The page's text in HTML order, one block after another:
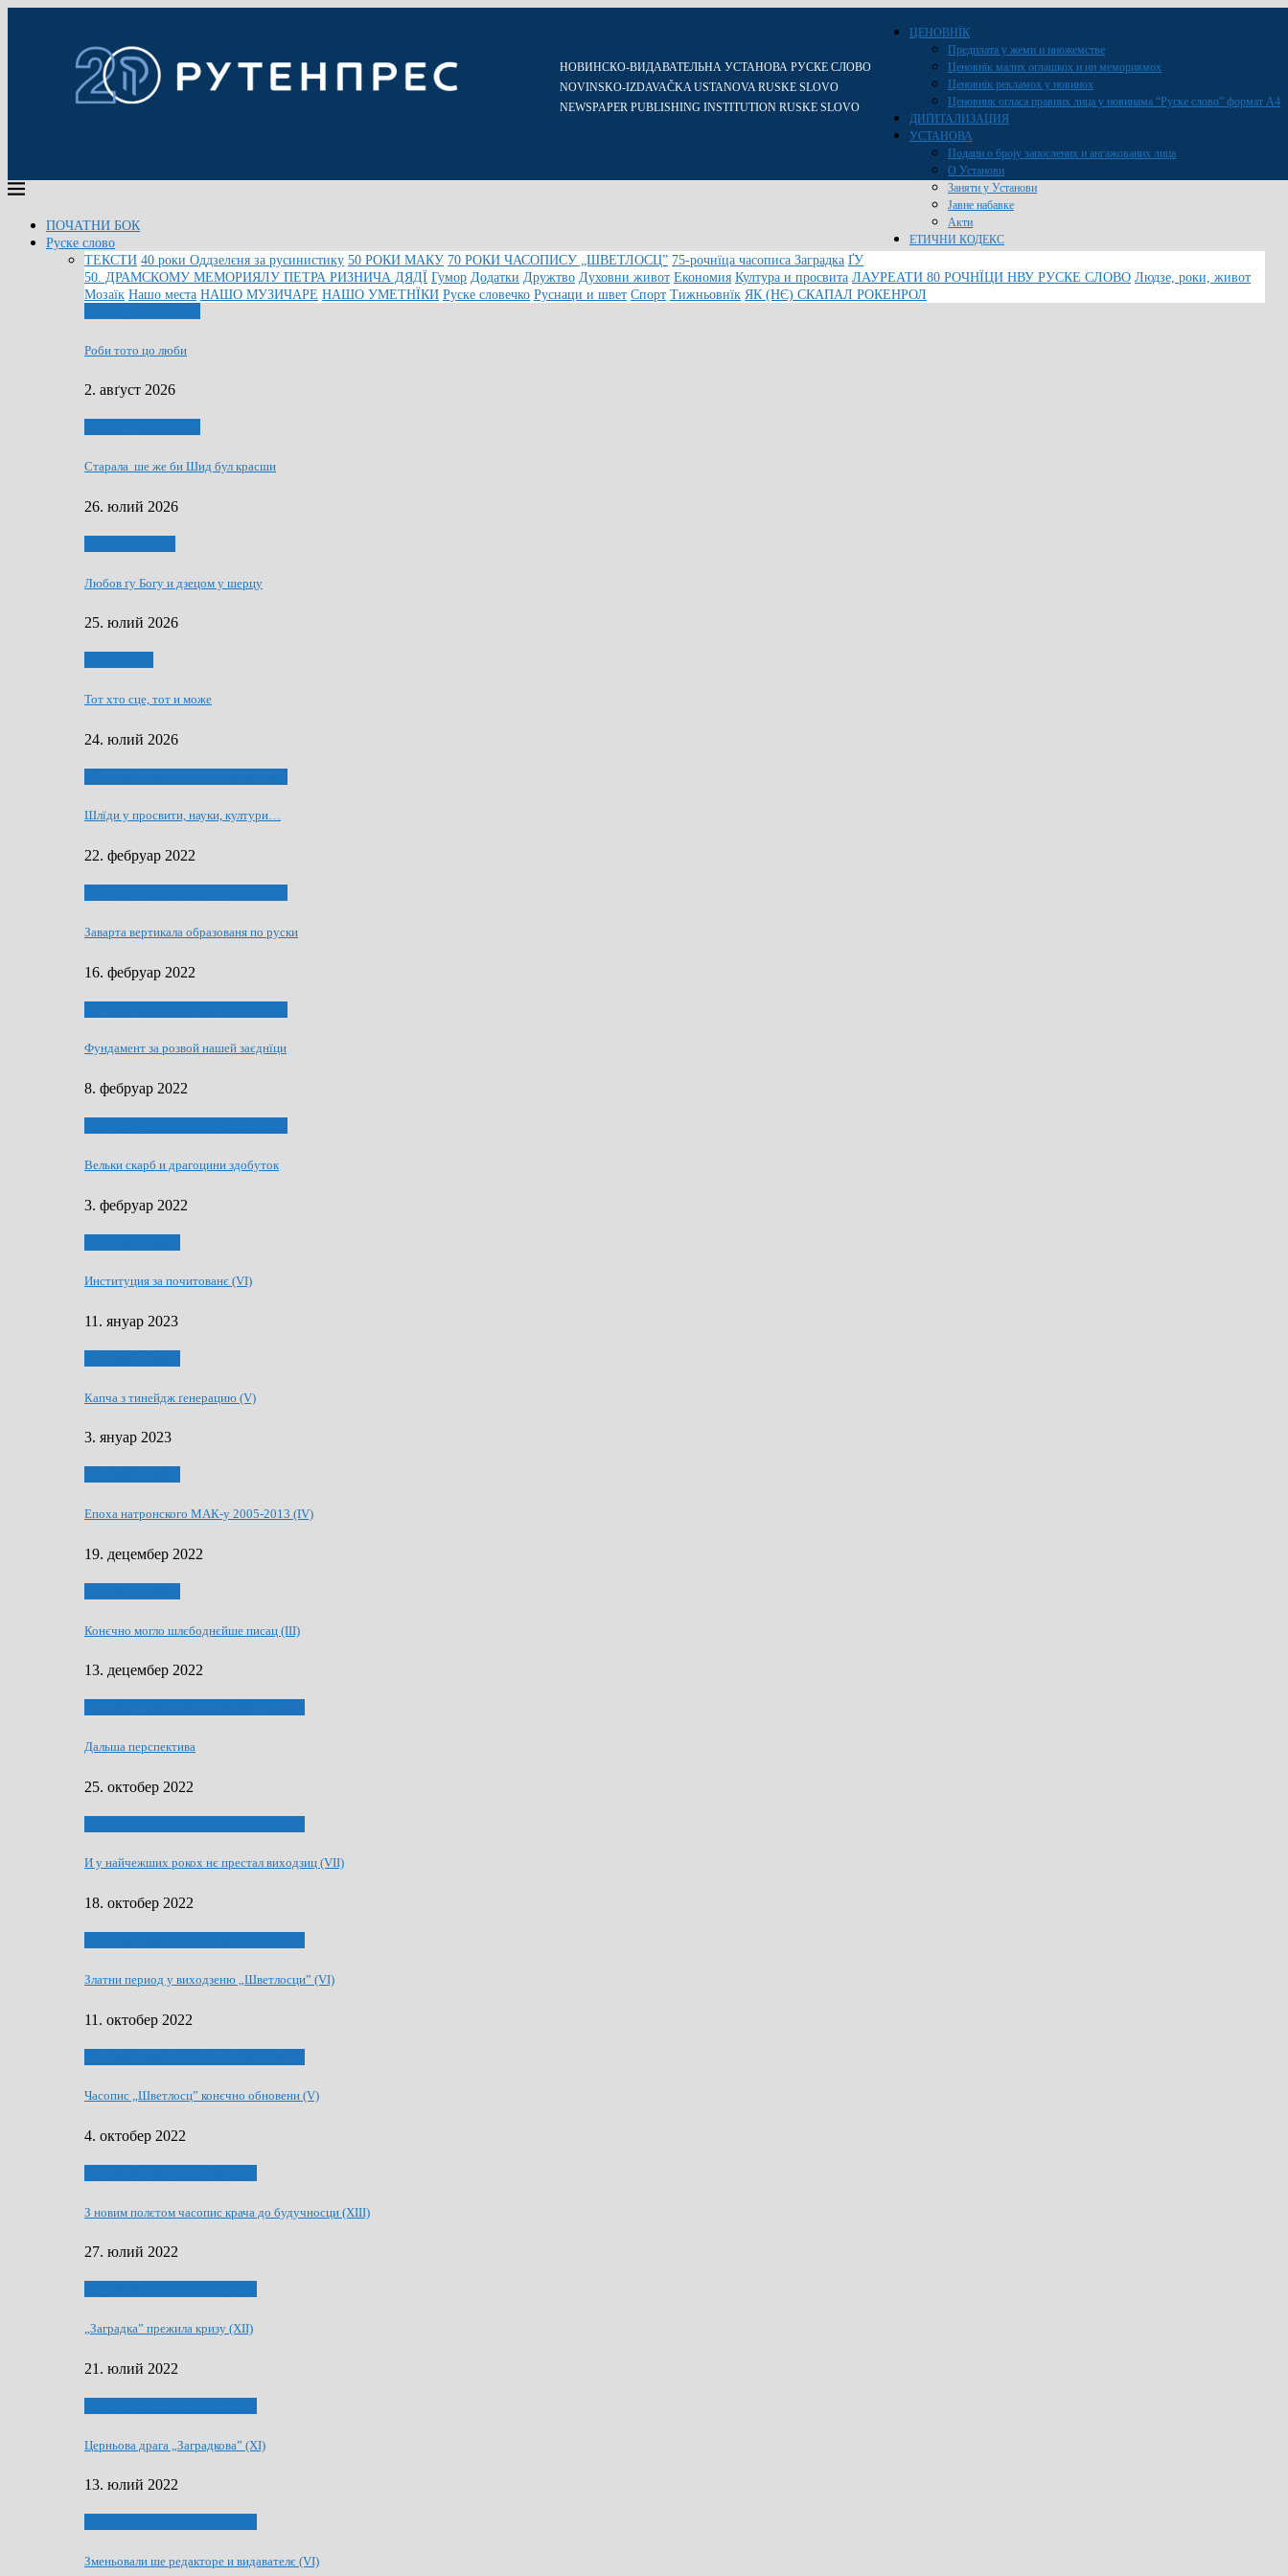
ЦЕНОВНЇК
Предплата у жеми и иножемстве
Ценовнїк малих оглашкох и ин мемориямох
Ценовнїк рекламох у новинох
Ценовник огласа правних лица у новинама “Руске слово” формат A4
ДИҐИТАЛИЗАЦИЯ
УСТАНОВА
Подаци о броју запослених и ангажованих лица
О Установи
Заняти у Установи
Јавне набавке
Акти
ЕТИЧНИ КОДЕКС
НОВИНСКО-ВИДАВАТЕЛЬНА УСТАНОВА РУСКЕ СЛОВО
NOVINSKO-IZDAVAČKA USTANOVA RUSKE SLOVO
NEWSPAPER PUBLISHING INSTITUTION RUSKE SLOVO
ПОЧАТНИ БОК
Руске слово
ТЕКСТИ 40 роки Оддзелєня за русинистику 50 РОКИ МАКУ 70 РОКИ ЧАСОПИСУ „ШВЕТЛОСЦ” 75-рочнїца часописа Заградка ҐУ
50. ДРАМСКОМУ МЕМОРИЯЛУ ПЕТРА РИЗНИЧА ДЯДЇ Гумор Додатки Дружтво Духовни живот Економия Култура и просвита ЛАУРЕАТИ 80 РОЧНЇЦИ НВУ РУСКЕ СЛОВО Людзе, роки, живот
Мозаїк Нашо места НАШО МУЗИЧАРЕ НАШО УМЕТНЇКИ Руске словечко Руснаци и швет Спорт Тижньовнїк ЯК (НЄ) СКАПАЛ РОКЕНРОЛ
Роби тото цо люби
2. авґуст 2026
Старала ше же би Шид бул красши
26. юлий 2026
Любов ґу Богу и дзецом у шерцу
25. юлий 2026
Тот хто сце, тот и може
24. юлий 2026
Шлїди у просвити, науки, култури…
22. фебруар 2022
Заварта вертикала образованя по руски
16. фебруар 2022
Фундамент за розвой нашей заєднїци
8. фебруар 2022
Вельки скарб и драгоцини здобуток
3. фебруар 2022
Институция за почитованє (VI)
11. януар 2023
Капча з тинейдж ґенерацию (V)
3. януар 2023
Епоха натронского МАК-у 2005-2013 (IV)
19. децембер 2022
Конєчно могло шлєбоднєйше писац (III)
13. децембер 2022
Дальша перспектива
25. октобер 2022
И у найчежших рокох нє престал виходзиц (VII)
18. октобер 2022
Златни период у виходзеню „Шветлосци” (VI)
11. октобер 2022
Часопис „Шветлосц” конєчно обновени (V)
4. октобер 2022
З новим полєтом часопис крача до будучносци (XIII)
27. юлий 2022
„Заградка” прежила кризу (XII)
21. юлий 2022
Церньова драга „Заградкова” (XI)
13. юлий 2022
Зменьовали ше редакторе и видавателє (VI)